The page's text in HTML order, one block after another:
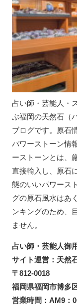
占い師・芸能人・
ぶ福岡の天然石（
ブログです。原石
パワーストーン情
ーストーンとは、
直接輸入し、原石
態のいいパワース
グの原石風水はあ
ンキングのため、
ません。
占い師・芸能人御
サイト運営：天然
〒812-0018
福岡県福岡市博多
営業時間：AM9：